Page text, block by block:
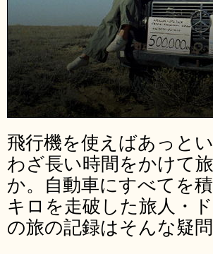
飛行機を使えばあっと
わざ長い時間をかけて
か。自動車にすべてを
キロを走破した旅人・
の旅の記録はそんな疑